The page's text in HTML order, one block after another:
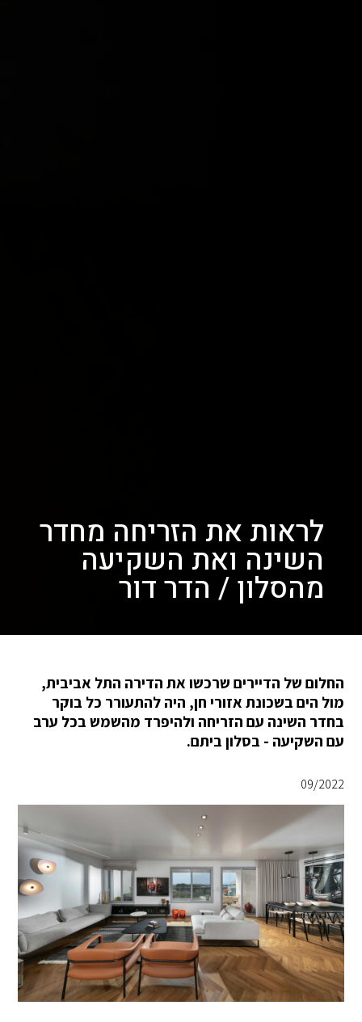
לראות את הזריחה מחדר
השינה ואת השקיעה
מהסלון / הדר דור
החלום של הדיירים שרכשו את הדירה התל אביבית,
מול הים בשכונת אזורי חן, היה להתעורר כל בוקר
בחדר השינה עם הזריחה ולהיפרד מהשמש בכל ערב
עם השקיעה - בסלון ביתם.
09/2022